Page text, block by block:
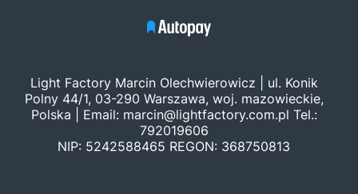
Light Factory Marcin Olechwierowicz | ul. Konik
Polny 44/1, 03-290 Warszawa, woj. mazowieckie,
Polska | Email: marcin@lightfactory.com.pl Tel.:
792019606
NIP: 5242588465 REGON: 368750813